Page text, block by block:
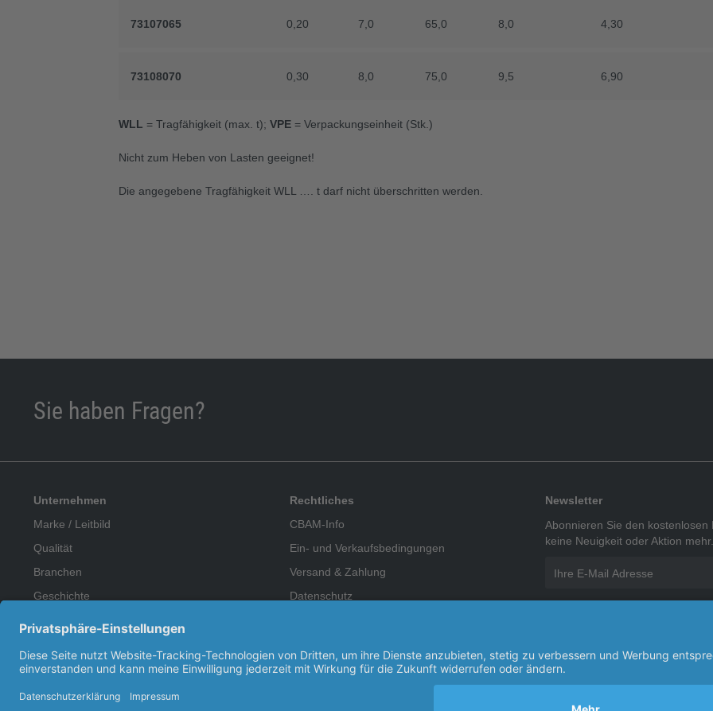
73107065 0,20 7,0 65,0 8,0 4,30
73108070 0,30 8,0 75,0 9,5 6,90
WLL = Tragfähigkeit (max. t); VPE = Verpackungseinheit (Stk.)
Nicht zum Heben von Lasten geeignet!
Die angegebene Tragfähigkeit WLL …. t darf nicht überschritten werden.
Sie haben Fragen?
Unternehmen
Marke / Leitbild
Qualität
Branchen
Geschichte
Rechtliches
CBAM-Info
Ein- und Verkaufsbedingungen
Versand & Zahlung
Datenschutz
Impressum
Newsletter
Abonnieren Sie den
keine Neuigkeit oder Aktion mehr.
73107065 0,20 7,0 65,0 8,0 4,30
73108070 0,30 8,0 75,0 9,5 6,90